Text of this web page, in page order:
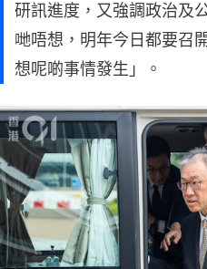
研訊進度，又強調政治及
哋唔想，明年今日都要召
想呢啲事情發生」。